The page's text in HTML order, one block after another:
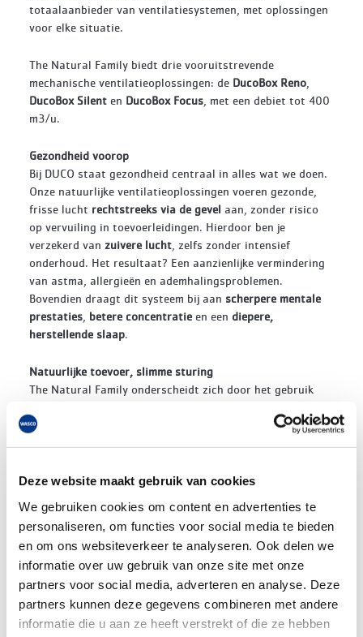
Deze website maakt gebruik van cookies
We gebruiken cookies om content en advertenties te
personaliseren, om functies voor social media te bieden
en om ons websiteverkeer te analyseren. Ook delen we
informatie over uw gebruik van onze site met onze
partners voor social media, adverteren en analyse. Deze
partners kunnen deze gegevens combineren met andere
informatie die u aan ze heeft verstrekt of die ze hebben
totaalaanbieder van ventilatiesystemen, met oplossingen
voor elke situatie.
The Natural Family biedt drie vooruitstrevende
mechanische ventilatieoplossingen: de DucoBox Reno
DucoBox Silent en DucoBox Focus , met een debiet tot 400
m³/u.
Gezondheid voorop
Bij DUCO staat gezondheid centraal in alles wat we doen.
Onze natuurlijke ventilatieoplossingen voeren gezonde,
frisse lucht rechtstreeks via de gevel aan, zonder risico
op vervuiling in toevoerleidingen. Hierdoor ben je
verzekerd van zuivere lucht , zelfs zonder intensief
onderhoud. Het resultaat? Een aanzienlijke vermindering
van astma, allergieën en ademhalingsproblemen.
Bovendien draagt dit systeem bij aan scherpere mentale
prestaties betere concentratie en een diepere,
herstellende slaap.
Natuurlijke toevoer, slimme sturing
The Natural Family onderscheidt zich door het gebruik
toevoerroosters in muren of ramen. Deze verse lucht
afgevoerd in vochtige ruimtes. Dit resulteert in een
Dankzijslimme zonale sturing, op basis van vocht- en
CO -metingen, wordt alleen geventileerd waar het nodig
is. Dezevraaggestuurdebenadering leidt tot een stillere
werking en eenenergiebesparing tot 40%in vergelijking
met traditionele systemen.